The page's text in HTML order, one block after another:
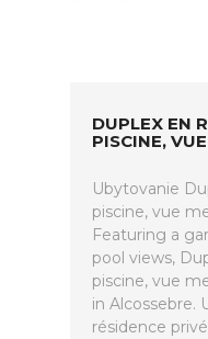
DUPLEX EN
PISCINE,
Ubytovanie
piscine, vue
Featuring a
pool views,
piscine, vue
in Alcossebre.
résidence